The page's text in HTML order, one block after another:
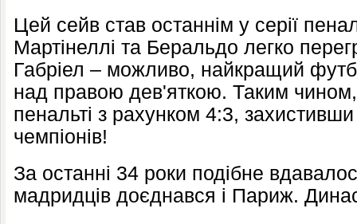
Цей сейв став останнім у серії
Мартінеллі та Беральдо легко
Габріел – можливо, найкращий
над правою дев'яткою. Таким
пенальті з рахунком 4:3,
чемпіонів!
За останні 34 роки подібне
мадридців доєднався і Париж.